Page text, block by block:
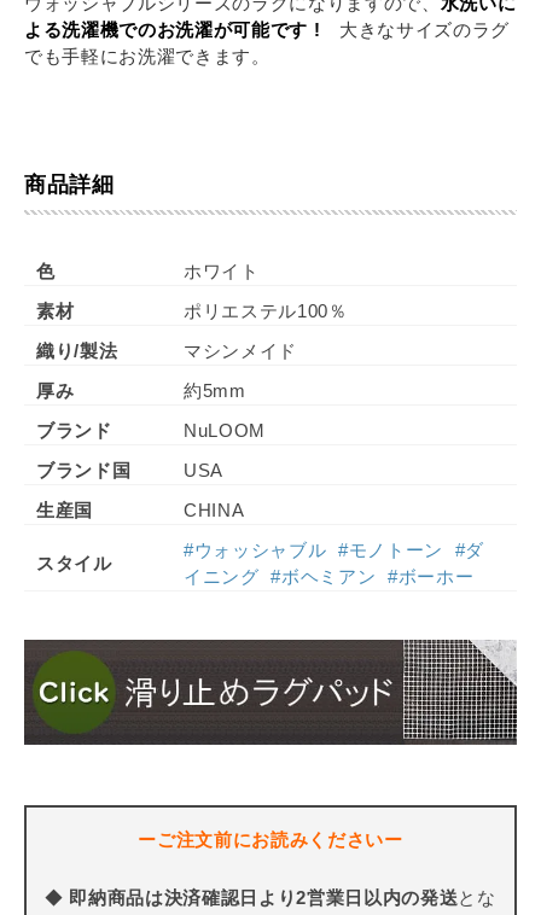
よる洗濯機でのお洗濯が可能です ! 大きなサイズのラグ
でも手軽にお洗濯できます。
商品詳細
色
ホワイト
素材
ポリエステル100％
織り/製法
マシンメイド
厚み
約5mm
ブランド
NuLOOM
ブランド国
USA
生産国
CHINA
スタイル
#ウォッシャブル #モノトーン
#ダ
イニング
#ボヘミアン #ボーホー
ーご注文前にお読みくださいー
◆ 即納商品は決済確認日より2営業日以内の発送とな